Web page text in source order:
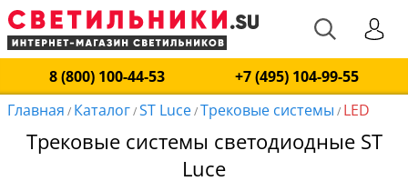
8 (800) 100-44-53
+7 (495) 104-99-55
Главная / Каталог/ST Luce/Трековые системы / LED
Трековые системы светодиодные ST
Luce